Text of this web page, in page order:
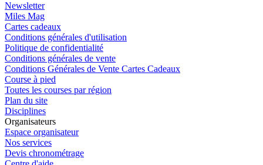
Newsletter
Miles Mag
Cartes cadeaux
Conditions générales d'utilisation
Politique de confidentialité
Conditions générales de vente
Conditions Générales de Vente Cartes Cadeaux
Course à pied
Toutes les courses par région
Plan du site
Disciplines
Organisateurs
Espace organisateur
Nos services
Devis chronométrage